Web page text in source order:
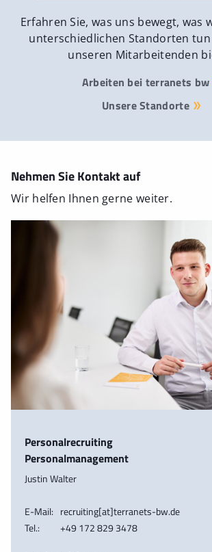
Externe Medien erlauben
Erfahren Sie, was uns bewegt, was
unterschiedlichen Standorten
unseren Mitarbeitenden
Arbeiten bei terranets bw
Unsere Standorte
Nehmen Sie Kontakt auf
Wir helfen Ihnen gerne weiter.
Personalrecruiting
Personalmanagement
Justin Walter
E-Mail: recruiting[at]terranets-bw.de
Tel.:
+49 172 829 3478